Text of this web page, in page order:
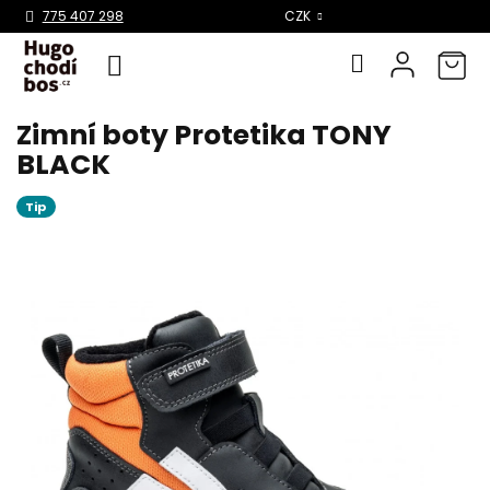
Přejít
na
obsah
775 407 298 CZK
Zimní boty Protetika TONY
BLACK
Tip